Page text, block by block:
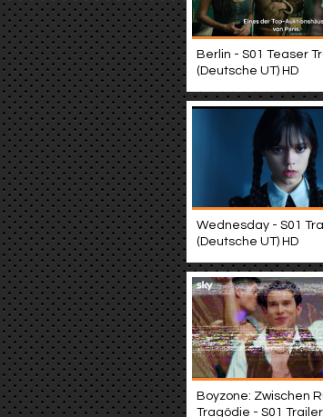
Berlin - S01 Teaser
(Deutsche UT) HD
Wednesday - S01
(Deutsche UT) HD
Boyzone: Zwischen
Tragödie - S01 Trailer